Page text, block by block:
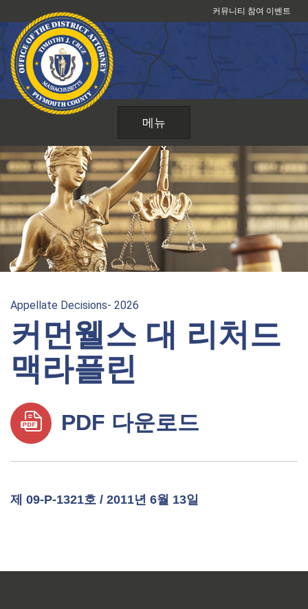
텐
츠
건
커뮤니티 참여 이벤트
메뉴
Appellate Decisions- 2026
커먼웰스 대 리처드
맥라플린
PDF 다운로드
제 09-P-1321호 / 2011년 6월 13일